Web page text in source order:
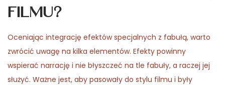
filmu?
Oceniając integrację efektów specjalnych z fabułą, warto
zwrócić uwagę na kilka elementów. Efekty powinny
wspierać narrację i nie błyszczeć na tle fabuły, a raczej jej
służyć. Ważne jest, aby pasowały do stylu filmu i były